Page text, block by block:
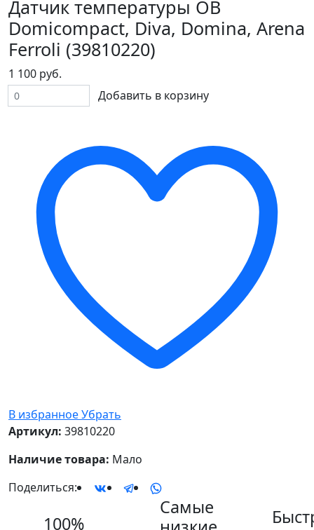
Датчик температуры ОВ
Domicompact, Diva, Domina, Arena
Ferroli (39810220)
1 100 руб.
Добавить в корзину
В избранноеУбрать
Артикул: 39810220
Наличие товара: Мало
Поделиться:
100%
Самые